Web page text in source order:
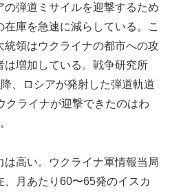
の弾道ミサイルを迎撃するため
庫を急速に減らしている。こ
領はウクライナの都市への攻
増加している。戦争研究所
、ロシアが発射した弾道軌道
クライナが迎撃できたのはわ
高い。ウクライナ軍情報当局
月あたり60〜65発のイスカ